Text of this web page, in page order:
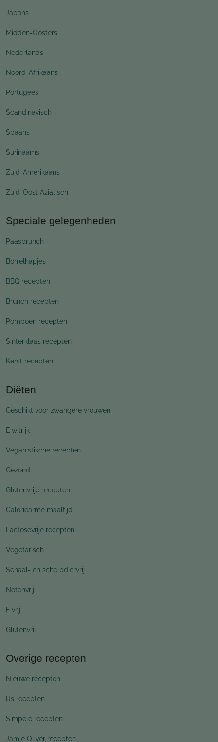
Japans
Midden-Oosters
Nederlands
Noord-Afrikaans
Portugees
Scandinavisch
Spaans
Surinaams
Zuid-Amerikaans
Zuid-Oost Aziatisch
Speciale gelegenheden
Paasbrunch
Borrelhapjes
BBQ recepten
Brunch recepten
Pompoen recepten
Sinterklaas recepten
Kerst recepten
Diëten
Geschikt voor zwangere vrouwen
Eiwitrijk
Veganistische recepten
Gezond
Glutenvrije recepten
Caloriearme maaltijd
Lactosevrije recepten
Vegetarisch
Schaal- en schelpdiervrij
Notenvrij
Eivrij
Glutenvrij
Overige recepten
Nieuwe recepten
IJs recepten
Simpele recepten
Jamie Oliver recepten